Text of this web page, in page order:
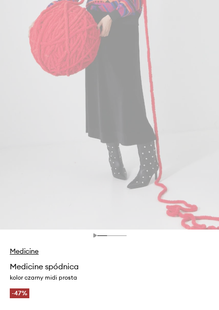
Medicine
Medicine spódnica
kolor czarny midi prosta
-47%